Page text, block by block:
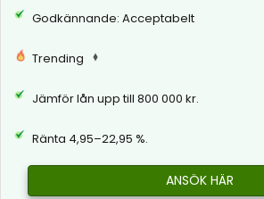
Godkännande: Acceptabelt
Trending
Jämför lån upp till 800 000 kr.
Ränta 4,95–22,95 %.
ANSÖK HÄR